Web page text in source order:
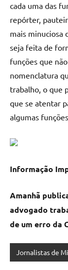
cada uma das
repórter,
mais minuciosa
seja feita de
funções que
nomenclatura
trabalho, o que
que se atentar
algumas
Informação
Amanhã
advogado
de um erro da
Jornalistas de